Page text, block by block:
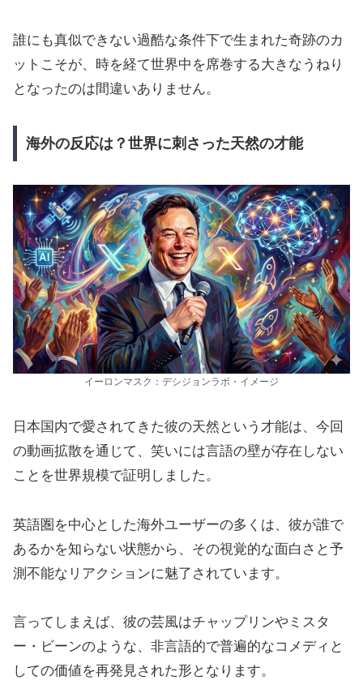
誰にも真似できない過酷な条件下で生まれた奇跡のカ
ットこそが、時を経て世界中を席巻する大きなうねり
となったのは間違いありません。
海外の反応は？世界に刺さった天然の才能
イーロンマスク：デシジョンラボ・イメージ
日本国内で愛されてきた彼の天然という才能は、今回
の動画拡散を通じて、笑いには言語の壁が存在しない
ことを世界規模で証明しました。
英語圏を中心とした海外ユーザーの多くは、彼が誰で
あるかを知らない状態から、その視覚的な面白さと予
測不能なリアクションに魅了されています。
言ってしまえば、彼の芸風はチャップリンやミスタ
ー・ビーンのような、非言語的で普遍的なコメディと
しての価値を再発見された形となります。